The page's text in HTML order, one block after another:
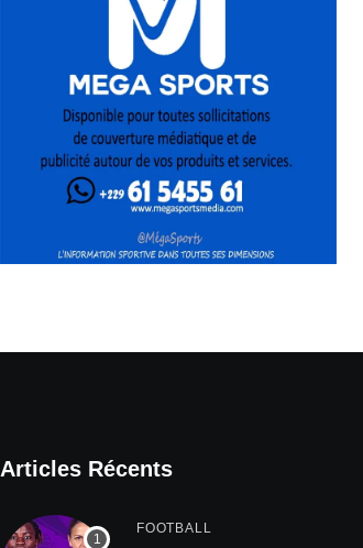
Articles Récents
FOOTBALL